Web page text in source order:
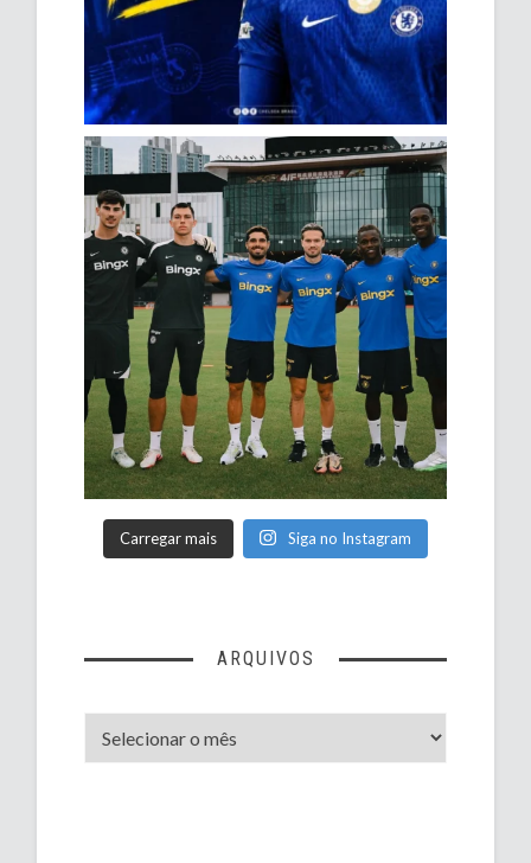
Carregar mais Siga no Instagram
ARQUIVOS